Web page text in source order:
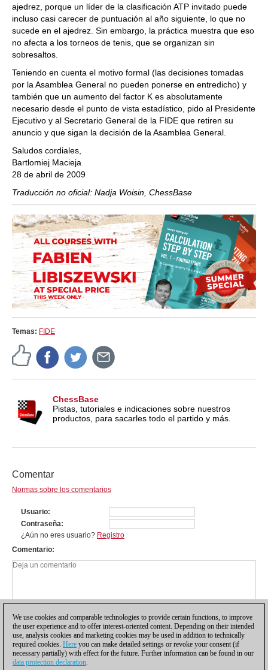
ajedrez, porque un líder de la clasificación ATP invitado puede
incluso casi carecer de puntuación al año siguiente, lo que no
sucede en el ajedrez. Sin embargo, la práctica muestra que eso
no afecta a los torneos de tenis, que se organizan sin
sobresaltos.
Teniendo en cuenta el motivo formal (las decisiones tomadas
por la Asamblea General no pueden ponerse en entredicho) y
también que un aumento del factor K es absolutamente
necesario desde el punto de vista estadístico, pido al Presidente
Ejecutivo y al Secretario General de la FIDE que retiren su
anuncio y que sigan la decisión de la Asamblea General.
Saludos cordiales,
Bartlomiej Macieja
28 de abril de 2009
Traducción no oficial: Nadja Woisin, ChessBase
Temas: FIDE
ChessBase
Pistas, tutoriales e indicaciones sobre nuestros
productos, para sacarles todo el partido y más.
Comentar
Normas sobre los comentarios
Usuario
Contraseña
¿Aún no eres usuario? Registro
Comentario
We use cookies and comparable technologies to provide certain functions, to improve
the user experience and to offer interest-oriented content. Depending on their intended
use, analysis cookies and marketing cookies may be used in addition to technically
required cookies. Here you can make detailed settings or revoke your consent (if
necessary partially) with effect for the future. Further information can be found in our
data protection declaration.